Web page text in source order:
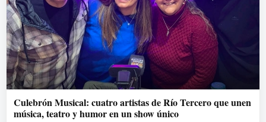
Culebrón Musical: cuatro artistas de Río Tercero que unen
música, teatro y humor en un show único